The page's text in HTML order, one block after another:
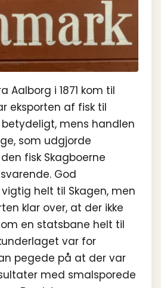
Aalborg i 1871 kom til
eksporten af fisk til
mens handlen
som udgjorde
fisk Skagboerne
God
helt til Skagen, men
klar over, at der ikke
en statsbane helt til
var for
pegede på at der var
med smalsporede